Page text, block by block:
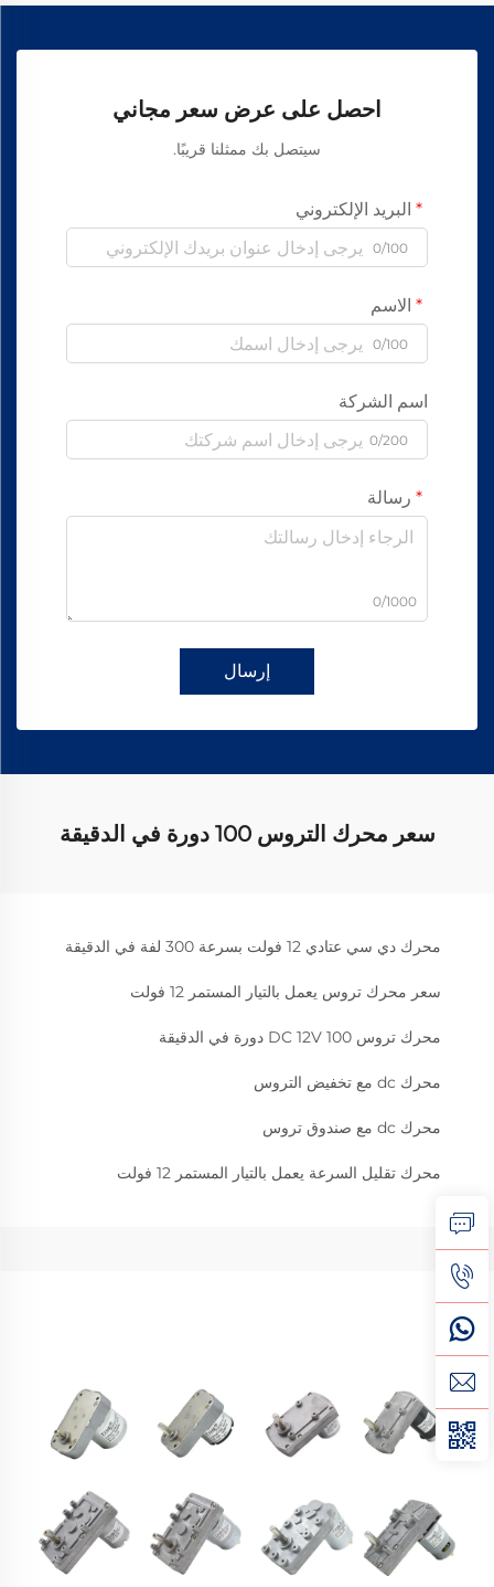
احصل على عرض سعر مجاني
سيتصل بك ممثلنا قريبًا.
البريد الإلكتروني
0/100
الاسم
0/100
اسم الشركة
0/200
رسالة
0/1000
إرسال
سعر محرك التروس 100 دورة في الدقيقة
محرك دي سي عتادي 12 فولت بسرعة 300 لفة في الدقيقة
سعر محرك تروس يعمل بالتيار المستمر 12 فولت
محرك تروس DC 12V 100 دورة في الدقيقة
محرك dc مع تخفيض التروس
محرك dc مع صندوق تروس
محرك تقليل السرعة يعمل بالتيار المستمر 12 فولت